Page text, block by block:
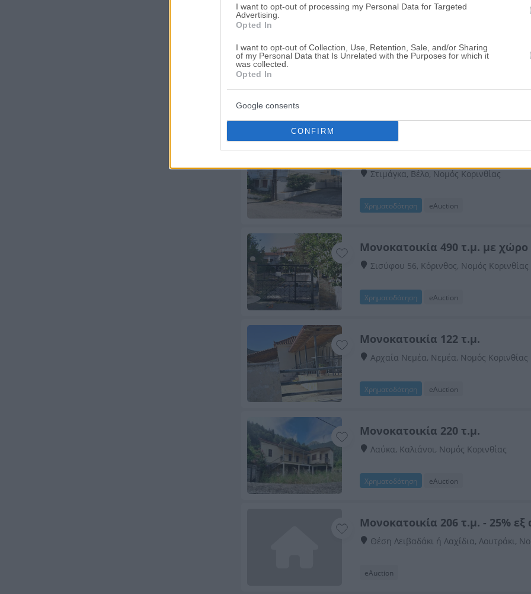
I want to opt-out of processing my Personal Data for Targeted
Advertising.
Opted In
I want to opt-out of Collection, Use, Retention, Sale, and/or Sharing
of my Personal Data that Is Unrelated with the Purposes for which it
was collected.
Opted In
Google consents
CONFIRM
Μονοκατοικία 137 τ.μ.
Μονοκατοικία 147 τ.μ. και
Στιμάγκα, Βέλο, Νομός Κορινθίας
Χρηματοδότηση eAuction
Μονοκατοικία 490 τ.μ. με
Σισύφου 56, Κόρινθος, Νομός Κορινθίας
Χρηματοδότηση eAuction
Μονοκατοικία 122 τ.μ.
Αρχαία Νεμέα, Νεμέα, Νομός Κορινθίας
Χρηματοδότηση eAuction
Μονοκατοικία 220 τ.μ.
Λαύκα, Καλιάνοι, Νομός Κορινθίας
Χρηματοδότηση eAuction
Μονοκατοικία 206 τ.μ. - 25% εξ
Θέση Λειβαδάκι ή Λαχίδια, Λουτράκι,
eAuction